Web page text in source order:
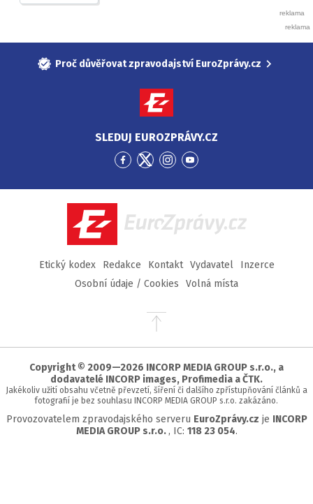
Proč důvěřovat zpravodajství EuroZprávy.cz
SLEDUJ EUROZPRÁVY.CZ
Přejít
Facebook
Přejít
Twitter
Přejít
Instagram
Přejít
YouTube
EuroZprávy.cz
Etický kodex Redakce Kontakt Vydavatel
Inzerce
Osobní údaje / Cookies
Volná místa
Přejít
stránky
Copyright © 2009—2026 INCORP MEDIA GROUP s.r.o., a
dodavatelé INCORP images, Profimedia a ČTK.
Jakékoliv užití obsahu včetně převzetí, šíření či dalšího zpřístupňování článků a
fotografií je bez souhlasu INCORP MEDIA GROUP s.r.o. zakázáno.
Provozovatelem zpravodajského serveru EuroZprávy.cz je INCORP
MEDIA GROUP s.r.o. , IC: 118 23 054.